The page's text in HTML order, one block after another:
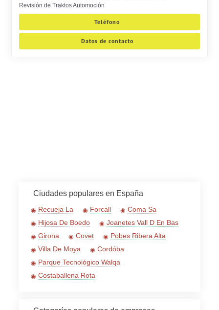
Revisión de Traktos Automoción
Teléfono
Datos de contacto
Ciudades populares en España
Recueja La Forcall
Coma Sa
Hijosa De Boedo
Joanetes Vall D En Bas
Girona
Covet
Pobes Ribera Alta
Villa De Moya
Cordóba
Parque Tecnológico Walqa
Costaballena Rota